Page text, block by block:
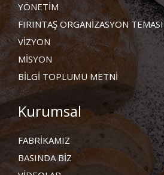
YÖNETİM
FIRINTAŞ ORGANİZASYON TEMASI
VİZYON
MİSYON
BİLGİ TOPLUMU METNİ
Kurumsal
FABRİKAMIZ
BASINDA BİZ